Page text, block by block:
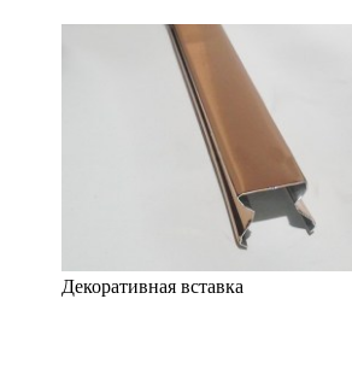
Декоративная вставка